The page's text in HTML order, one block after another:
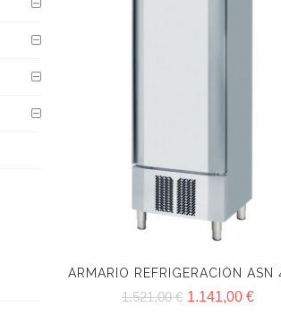
1.521,00 € 1.141,00 €